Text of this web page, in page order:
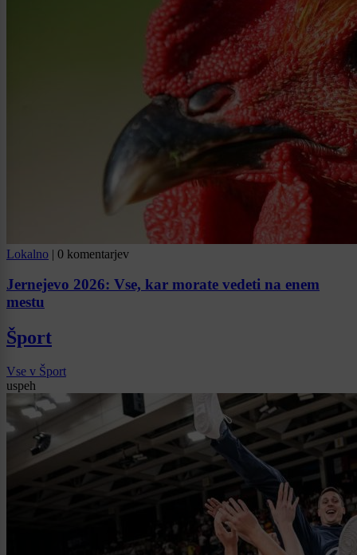
Lokalno | 0 komentarjev
Jernejevo 2026: Vse, kar morate vedeti na enem
mestu
Šport
Vse v Šport
uspeh